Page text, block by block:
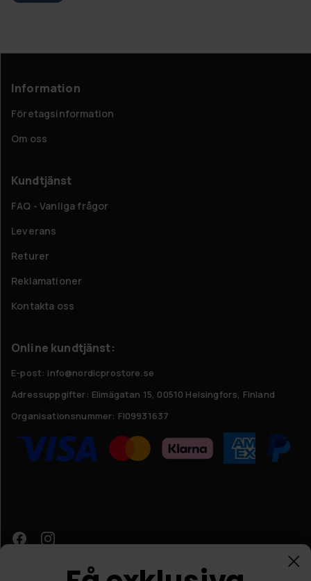
Information
Företagsinformation
Om oss
Kundtjänst
FAQ - Vanliga frågor
Leverans
Returer
Reklamationer
Kontakta oss
Online kundtjänst:
E-post: info@nordicprostore.se
Adressuppgifter: Elimägatan 15, 00510 Helsingfors, Finland
Organisationsnummer: FI09931637